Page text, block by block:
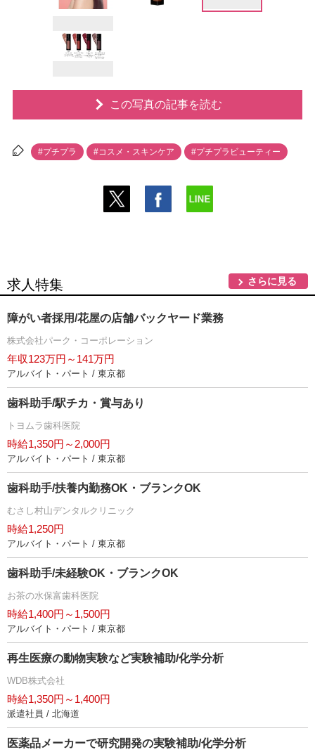
この写真の記事を読む
#プチプラ #コスメ・スキンケア #プチプラビューティー
求人特集 さらに見る
障がい者採用/花屋の店舗バックヤード業務
株式会社パーク・コーポレーション
年収123万円～141万円
アルバイト・パート / 東京都
歯科助手/駅チカ・賞与あり
トヨムラ歯科医院
時給1,350円～2,000円
アルバイト・パート / 東京都
歯科助手/扶養内勤務OK・ブランクOK
むさし村山デンタルクリニック
時給1,250円
アルバイト・パート / 東京都
歯科助手/未経験OK・ブランクOK
お茶の水保富歯科医院
時給1,400円～1,500円
アルバイト・パート / 東京都
再生医療の動物実験など実験補助/化学分析
WDB株式会社
時給1,350円～1,400円
派遣社員 / 北海道
医薬品メーカーで研究開発の実験補助/化学分析